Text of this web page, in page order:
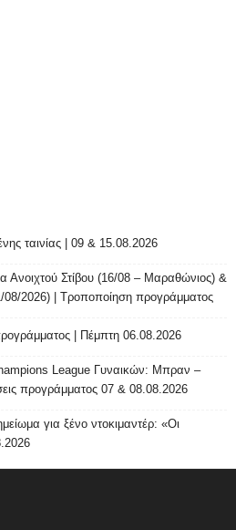
ταινίας | 09 & 15.08.2026
Στίβου (16/08 – Μαραθώνιος) &
2026) | Τροποποίηση προγράμματος
| Πέμπτη 06.08.2026
League Γυναικών: Μπραν –
προγράμματος 07 & 08.08.2026
για ξένο ντοκιμαντέρ: «Οι